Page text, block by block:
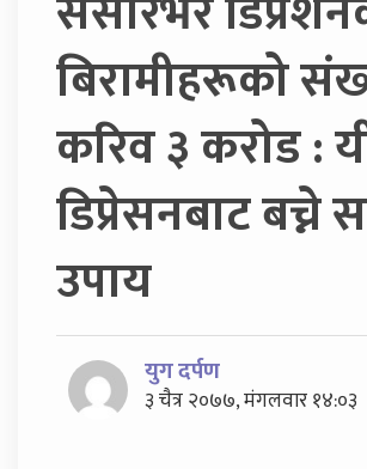
बिरामीहरूको
करिव ३ करोड :
डिप्रेसनबाट बच्ने
उपाय
युग दर्पण
३ चैत्र २०७७, मंगलवार १४:०३